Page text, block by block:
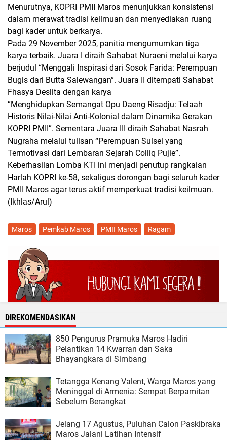
Menurutnya, KOPRI PMII Maros menunjukkan konsistensi
dalam merawat tradisi keilmuan dan menyediakan ruang
bagi kader untuk berkarya.
Pada 29 November 2025, panitia mengumumkan tiga
karya terbaik. Juara I diraih Sahabat Nuraeni melalui karya
berjudul “Menggali Inspirasi dari Sosok Farida: Perempuan
Bugis dari Butta Salewangan”. Juara II ditempati Sahabat
Fhasya Deslita dengan karya
“Menghidupkan Semangat Opu Daeng Risadju: Telaah
Historis Nilai-Nilai Anti-Kolonial dalam Dinamika Gerakan
KOPRI PMII”. Sementara Juara III diraih Sahabat Nasrah
Nugraha melalui tulisan “Perempuan Sulsel yang
Termotivasi dari Lembaran Sejarah Colliq Pujie”.
Keberhasilan Lomba KTI ini menjadi penutup rangkaian
Harlah KOPRI ke-58, sekaligus dorongan bagi seluruh kader
PMII Maros agar terus aktif memperkuat tradisi keilmuan.
(Ikhlas/Arul)
Maros Pemkab Maros PMII Maros Ragam
DIREKOMENDASIKAN
850 Pengurus Pramuka Maros Hadiri
Pelantikan 14 Kwarran dan Saka
Bhayangkara di Simbang
Tetangga Kenang Valent, Warga Maros yang
Meninggal di Armenia: Sempat Berpamitan
Sebelum Berangkat
Jelang 17 Agustus, Puluhan Calon Paskibraka
Maros Jalani Latihan Intensif